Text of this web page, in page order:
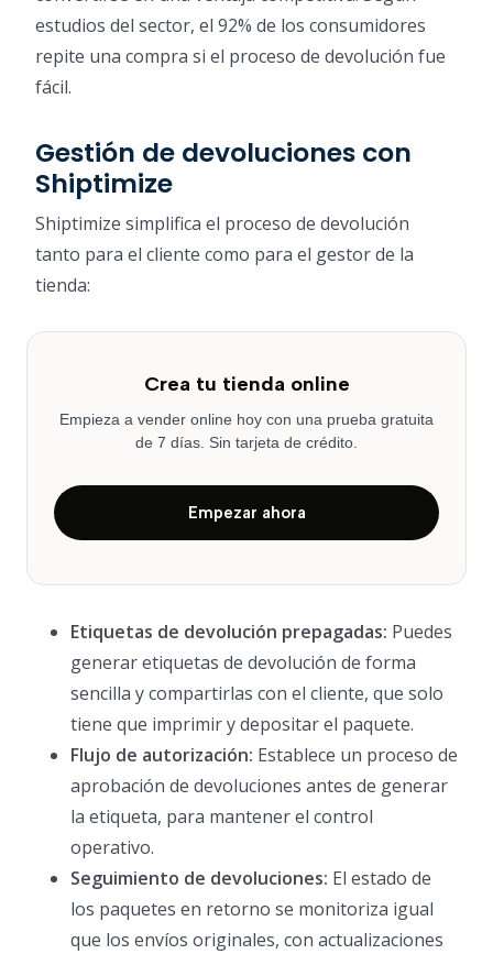
estudios del sector, el 92% de los consumidores
repite una compra si el proceso de devolución fue
fácil.
Gestión de devoluciones con
Shiptimize
Shiptimize simplifica el proceso de devolución
tanto para el cliente como para el gestor de la
tienda:
Crea tu tienda online
Empieza a vender online hoy con una prueba gratuita
de 7 días. Sin tarjeta de crédito.
Empezar ahora
Etiquetas de devolución prepagadas: Puedes
generar etiquetas de devolución de forma
sencilla y compartirlas con el cliente, que solo
tiene que imprimir y depositar el paquete.
Flujo de autorización: Establece un proceso de
aprobación de devoluciones antes de generar
la etiqueta, para mantener el control
operativo.
Seguimiento de devoluciones: El estado de
los paquetes en retorno se monitoriza igual
que los envíos originales, con actualizaciones